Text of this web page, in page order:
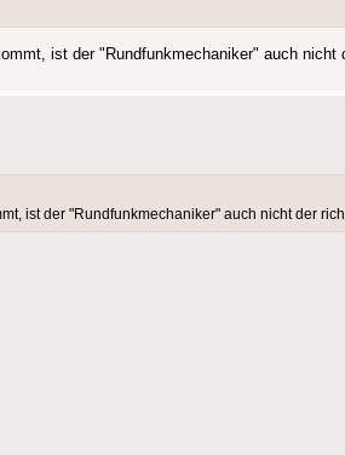
ist der "Rundfunkmechaniker" auch nicht
ist der "Rundfunkmechaniker" auch nicht der